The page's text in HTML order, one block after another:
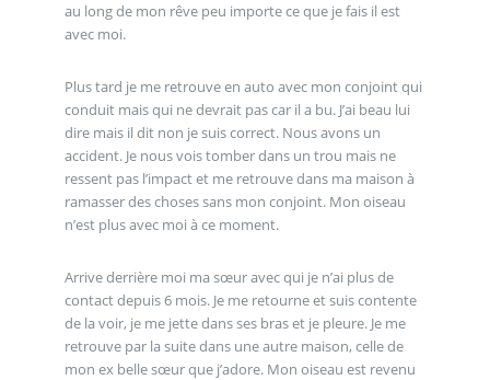
au long de mon rêve peu importe ce que je fais il est
avec moi.
Plus tard je me retrouve en auto avec mon conjoint qui
conduit mais qui ne devrait pas car il a bu. J’ai beau lui
dire mais il dit non je suis correct. Nous avons un
accident. Je nous vois tomber dans un trou mais ne
ressent pas l’impact et me retrouve dans ma maison à
ramasser des choses sans mon conjoint. Mon oiseau
n’est plus avec moi à ce moment.
Arrive derrière moi ma sœur avec qui je n’ai plus de
contact depuis 6 mois. Je me retourne et suis contente
de la voir, je me jette dans ses bras et je pleure. Je me
retrouve par la suite dans une autre maison, celle de
mon ex belle sœur que j’adore. Mon oiseau est revenu